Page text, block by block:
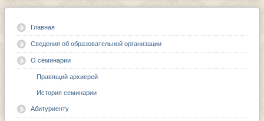
Главная
Сведения об образовательной организации
О семинарии
Правящий архиерей
История семинарии
Абитуриенту